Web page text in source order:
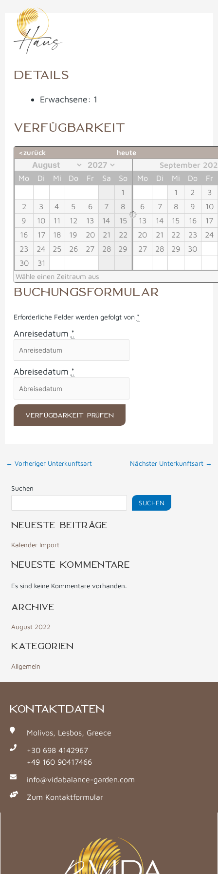
Inhalt
springen
Haus
DETAILS
Erwachsene: 1
VERFÜGBARKEIT
<zurück heute
Mo Di Mi Do Fr Sa
So
1
2
3 4 5 6 7
8
9
10 11 12 13 14
15
16
17 18 19 20 21
22
23
24 25 26 27 28
29
30
31
September
Mo
Di Mi Do
Fr
1
2
3
6
7 8 9
10
13
14 15 16
17
20
21 22 23
24
27
28 29 30
Wähle einen Zeitraum aus
BUCHUNGSFORMULAR
Erforderliche Felder werden gefolgt von *
Anreisedatum *
Abreisedatum *
navigation
← Vorheriger Unterkunftsart Nächster Unterkunftsart →
Suchen
SUCHEN
NEUESTE BEITRÄGE
Kalender Import
NEUESTE KOMMENTARE
Es sind keine Kommentare vorhanden.
ARCHIVE
August 2022
KATEGORIEN
Allgemein
KONTAKTDATEN
Molivos, Lesbos, Greece
+30 698 4142967
+49 160 90417466
info@vidabalance-garden.com
Zum Kontaktformular